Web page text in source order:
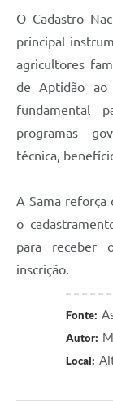
O Cadastro
principal
agricultores
de Aptidão ao
fundamental
programas
técnica,
A Sama reforça
o
para receber
inscrição.
Fonte:
Autor:
Local: